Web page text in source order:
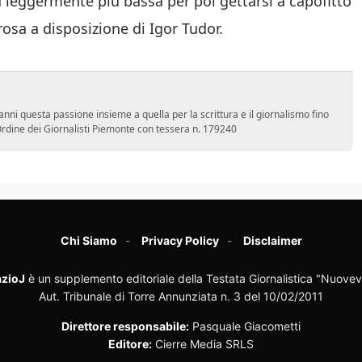
a disposizione di Igor Tudor.
questa passione insieme a quella per la scrittura e il giornalismo fino
dei Giornalisti Piemonte con tessera n. 179240
Chi Siamo Privacy Policy Disclaimer
è un supplemento editoriale della Testata Giornalistica
Aut. Tribunale di Torre Annunziata n. 3 del 10/02/2011
Direttore responsabile: Pasquale Giacometti
Editore: Cierre Media SRLS